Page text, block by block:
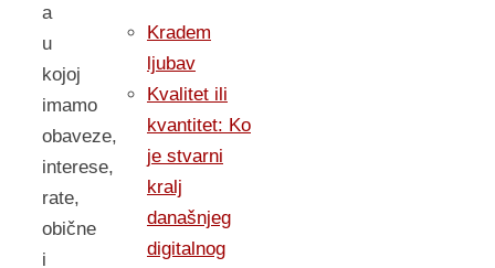
a
u
kojoj
imamo
obaveze,
interese,
rate,
obične
i
Kradem
ljubav
Kvalitet ili
kvantitet: Ko
je stvarni
kralj
današnjeg
digitalnog